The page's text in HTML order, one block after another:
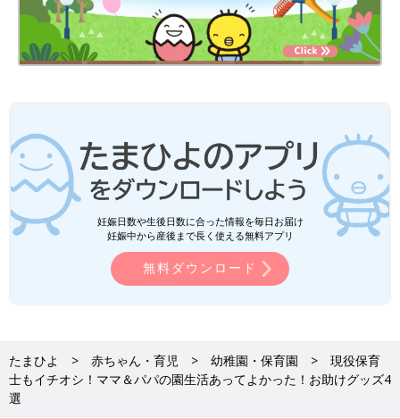
出典：Instagramアカウント「nanako_mum」
園の行事等で保護者も上履きを持参することがありますよね。こ
しょう！「外靴は袋に入れて持ち歩いてください」と言われるこ
とも。ななこさんが愛用している収納袋付きの携帯スリッパな
急病、仕事との両立、お迎え、入園を控
えて不安…。保育園・幼稚園入園のため
妊娠日数や生後日数に合った情報を毎日お届け
妊娠中から産後まで長く使える無料アプリ
無料ダウンロード
たまひよ 赤ちゃん・育児 幼稚園・保育園
現役保育
士もイチオシ！ママ＆パパの園生活あってよかった！お助けグッズ4
選